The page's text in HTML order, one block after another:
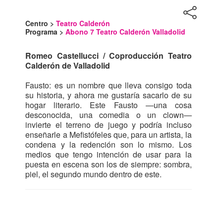
Centro >Teatro Calderón
Programa >Abono 7 Teatro Calderón Valladolid
Romeo Castellucci / Coproducción Teatro
Calderón de Valladolid
Fausto: es un nombre que lleva consigo toda
su historia, y ahora me gustaría sacarlo de su
hogar literario. Este Fausto —una cosa
desconocida, una comedia o un clown—
invierte el terreno de juego y podría incluso
enseñarle a Mefistófeles que, para un artista, la
condena y la redención son lo mismo. Los
medios que tengo intención de usar para la
puesta en escena son los de siempre: sombra,
piel, el segundo mundo dentro de este.